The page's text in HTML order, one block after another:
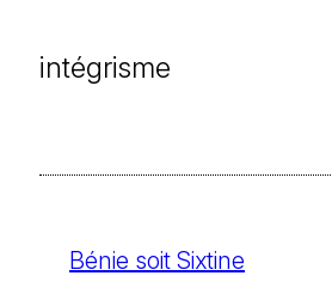
intégrisme
Bénie soit Sixtine